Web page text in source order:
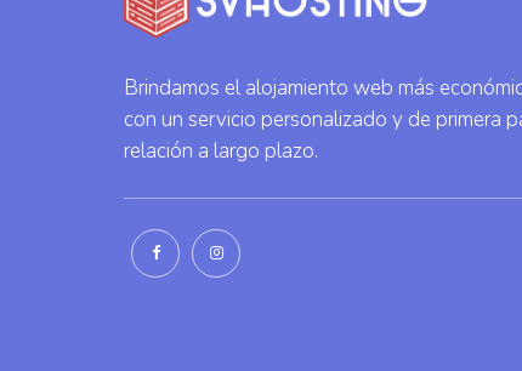
Brindamos el alojamiento web más
con un servicio personalizado y de primera
relación a largo plazo.